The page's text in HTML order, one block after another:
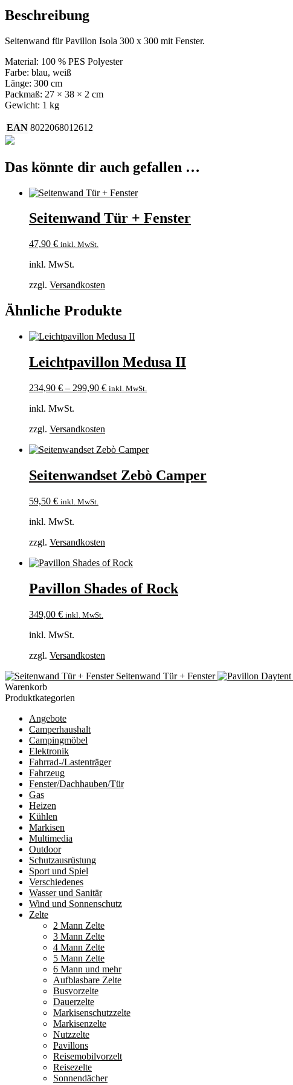
Beschreibung
Seitenwand für Pavillon Isola 300 x 300 mit Fenster.
Material: 100 % PES Polyester
Farbe: blau, weiß
Länge: 300 cm
Packmaß: 27 × 38 × 2 cm
Gewicht: 1 kg
EAN 8022068012612
Das könnte dir auch gefallen …
Seitenwand Tür + Fenster
47,90 € inkl. MwSt.
inkl. MwSt.
zzgl. Versandkosten
Ähnliche Produkte
Leichtpavillon Medusa II
234,90 € – 299,90 € inkl. MwSt.
inkl. MwSt.
zzgl. Versandkosten
Seitenwandset Zebò Camper
59,50 € inkl. MwSt.
inkl. MwSt.
zzgl. Versandkosten
Pavillon Shades of Rock
349,00 € inkl. MwSt.
inkl. MwSt.
zzgl. Versandkosten
Seitenwand Tür + Fenster
Warenkorb
Produktkategorien
Angebote
Camperhaushalt
Campingmöbel
Elektronik
Fahrrad-/Lastenträger
Fahrzeug
Fenster/Dachhauben/Tür
Gas
Heizen
Kühlen
Markisen
Multimedia
Outdoor
Schutzausrüstung
Sport und Spiel
Verschiedenes
Wasser und Sanitär
Wind und Sonnenschutz
Zelte
2 Mann Zelte
3 Mann Zelte
4 Mann Zelte
5 Mann Zelte
6 Mann und mehr
Aufblasbare Zelte
Busvorzelte
Dauerzelte
Markisenschutzzelte
Markisenzelte
Nutzzelte
Pavillons
Reisemobilvorzelt
Reisezelte
Sonnendächer